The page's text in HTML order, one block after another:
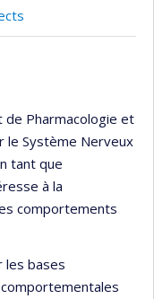
Pharmacologie et
le Système Nerveux
tant que
à la
comportements
les bases